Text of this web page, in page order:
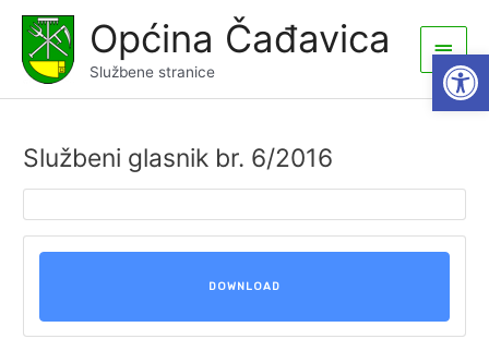
content
Općina Čađavica
Službene stranice
Main
Menu
Službeni glasnik br. 6/2016
DOWNLOAD